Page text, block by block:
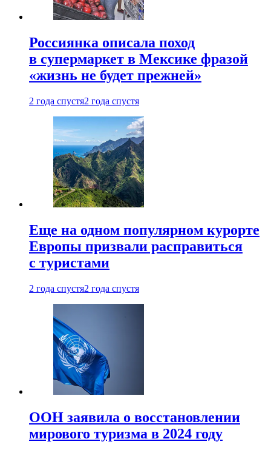
Россиянка описала поход
в супермаркет в Мексике фразой
«жизнь не будет прежней»
2 года спустя2 года спустя
Еще на одном популярном курорте
Европы призвали расправиться
с туристами
2 года спустя2 года спустя
ООН заявила о восстановлении
мирового туризма в 2024 году